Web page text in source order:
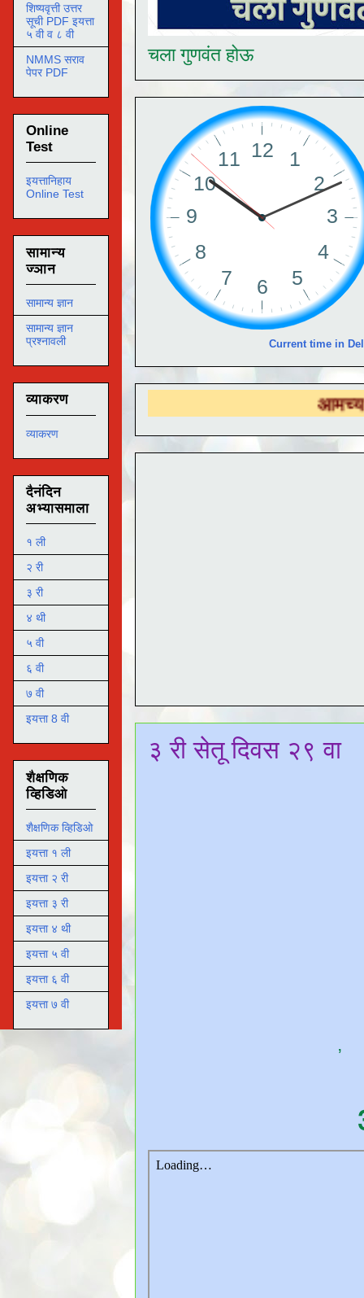
चला गुणवंत होऊ
Current time in
DS
३ री सेतू दिवस २९ वा
,
शिष्यवृत्ती उत्तर
सूची PDF इयत्ता
५ वी व ८ वी
NMMS सराव
पेपर PDF
Online
Test
इयत्तानिहाय
Online Test
सामान्य
ज्ञान
सामान्य ज्ञान
सामान्य ज्ञान
प्रश्नावली
व्याकरण
व्याकरण
दैनंदिन
अभ्यासमाला
१ ली
२ री
३ री
४ थी
५ वी
६ वी
७ वी
इयत्ता 8 वी
शैक्षणिक
व्हिडिओ
शैक्षणिक व्हिडिओ
इयत्ता १ ली
इयत्ता २ री
इयत्ता ३ री
इयत्ता ४ थी
इयत्ता ५ वी
इयत्ता ६ वी
इयत्ता ७ वी